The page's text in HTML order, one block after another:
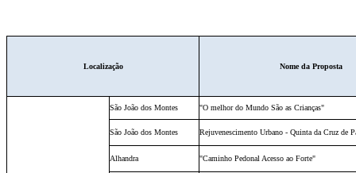
Localização Nome da Proposta
São João dos Montes "O melhor do Mundo São as Crianças"
São João dos Montes Rejuvenescimento Urbano - Quinta da Cruz de
Alhandra "Caminho Pedonal Acesso ao Forte"